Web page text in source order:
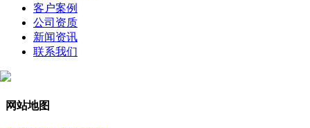
客户案例
公司资质
新闻资讯
联系我们
网站地图